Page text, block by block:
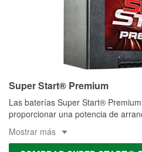
Super Start® Premium
Las baterías Super Start®
proporcionar una potencia de
Mostrar más